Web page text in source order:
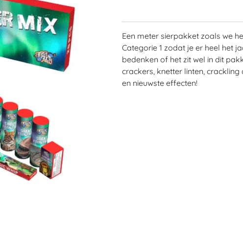
Een meter sierpakket zoals we
Categorie 1 zodat je er heel het
bedenken of het zit wel in dit
crackers, knetter linten,
en nieuwste effecten!